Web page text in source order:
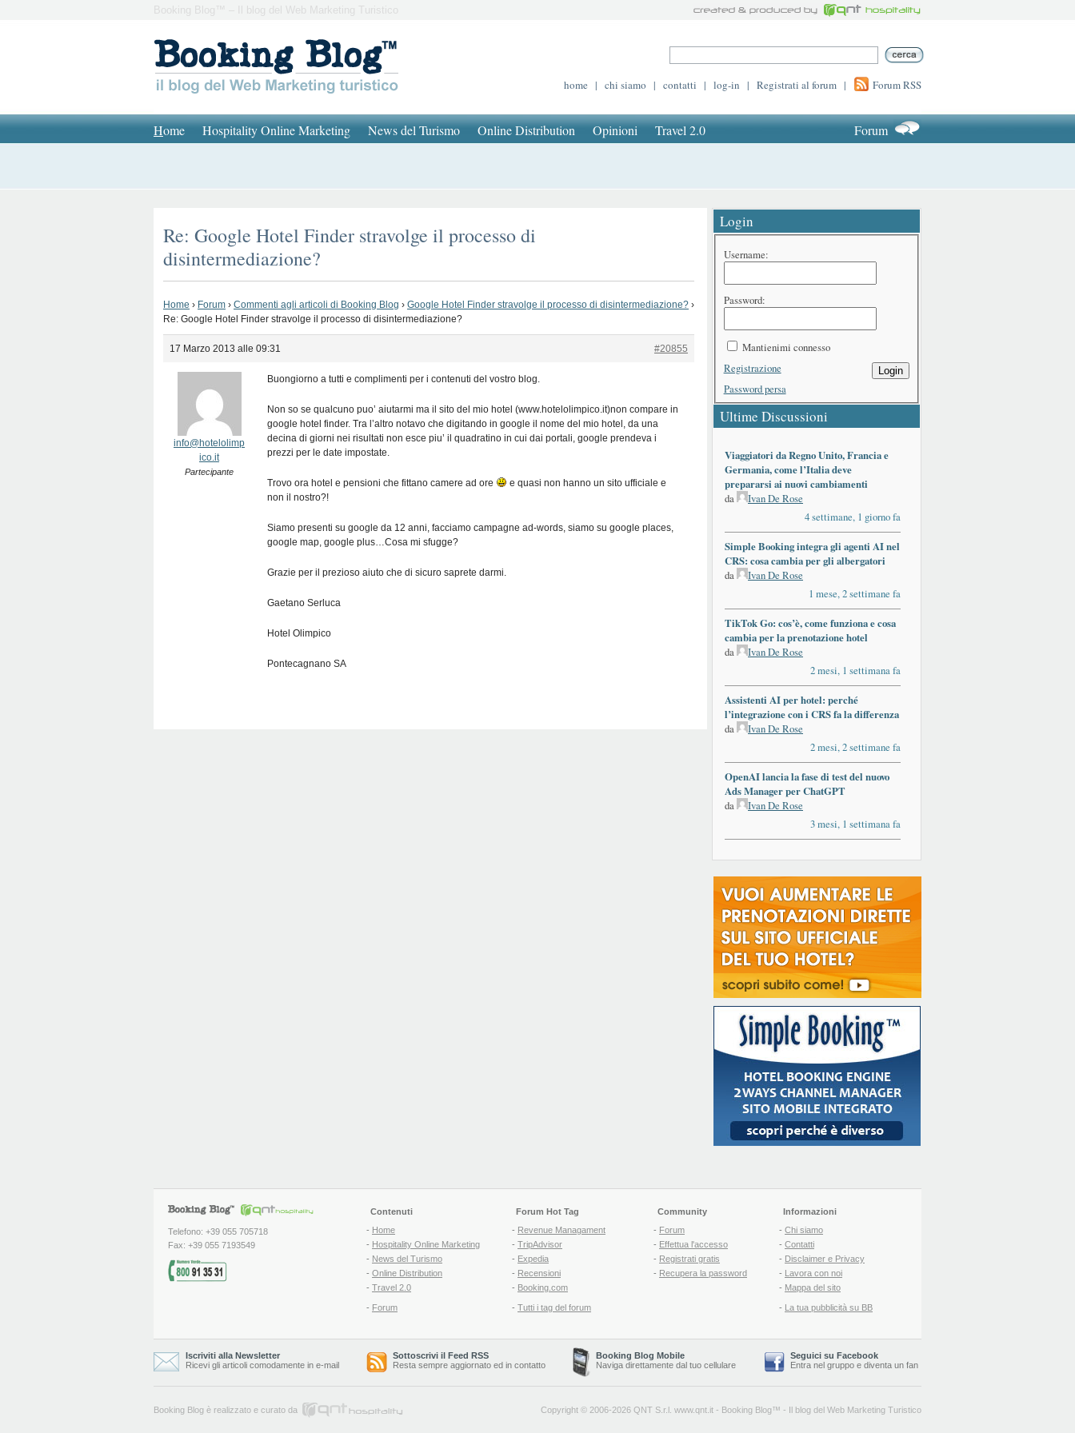
Booking Blog™ – Il blog del Web Marketing Turistico
home | chi siamo | contatti | log-in | Registrati al forum | Forum RSS
Home Hospitality Online Marketing News del Turismo Online Distribution Opinioni Travel 2.0 Forum
Re: Google Hotel Finder stravolge il processo di
disintermediazione?
Home › Forum › Commenti agli articoli di Booking Blog › Google Hotel Finder stravolge il processo di disintermediazione? ›
Re: Google Hotel Finder stravolge il processo di disintermediazione?
17 Marzo 2013 alle 09:31 #20855
info@hotelolimp
ico.it
Partecipante
Buongiorno a tutti e complimenti per i contenuti del vostro blog.
Non so se qualcuno puo’ aiutarmi ma il sito del mio hotel (www.hotelolimpico.it)non compare in
google hotel finder. Tra l’altro notavo che digitando in google il nome del mio hotel, da una
decina di giorni nei risultati non esce piu’ il quadratino in cui dai portali, google prendeva i
prezzi per le date impostate.
Trovo ora hotel e pensioni che fittano camere ad ore
e quasi non hanno un sito ufficiale e
non il nostro?!
Siamo presenti su google da 12 anni, facciamo campagne ad-words, siamo su google places,
google map, google plus…Cosa mi sfugge?
Grazie per il prezioso aiuto che di sicuro saprete darmi.
Gaetano Serluca
Hotel Olimpico
Pontecagnano SA
Login
Username:
Password:
Mantienimi connesso
Login
Registrazione
Password persa
Ultime Discussioni
Viaggiatori da Regno Unito, Francia e
Germania, come l’Italia deve
prepararsi ai nuovi cambiamenti
da
Ivan De Rose
4 settimane, 1 giorno fa
Simple Booking integra gli agenti AI nel
CRS: cosa cambia per gli albergatori
da
Ivan De Rose
1 mese, 2 settimane fa
TikTok Go: cos’è, come funziona e cosa
cambia per la prenotazione hotel
da
Ivan De Rose
2 mesi, 1 settimana fa
Assistenti AI per hotel: perché
l’integrazione con i CRS fa la differenza
da
Ivan De Rose
2 mesi, 2 settimane fa
OpenAI lancia la fase di test del nuovo
Ads Manager per ChatGPT
da
Ivan De Rose
3 mesi, 1 settimana fa
Telefono: +39 055 705718
Fax: +39 055 7193549
Contenuti
- Home
- Hospitality Online Marketing
- News del Turismo
- Online Distribution
- Travel 2.0
- Forum
Forum Hot Tag
- Revenue Managament
- TripAdvisor
- Expedia
- Recensioni
- Booking.com
- Tutti i tag del forum
Community
- Forum
- Effettua l'accesso
- Registrati gratis
- Recupera la password
Informazioni
- Chi siamo
- Contatti
- Disclaimer e Privacy
- Lavora con noi
- Mappa del sito
- La tua pubblicità su BB
Iscriviti alla Newsletter
Ricevi gli articoli comodamente in e-mail
Sottoscrivi il Feed RSS
Resta sempre aggiornato ed in contatto
Booking Blog Mobile
Naviga direttamente dal tuo cellulare
Seguici su Facebook
Entra nel gruppo e diventa un fan
Booking Blog è realizzato e curato da Copyright © 2006-2026 QNT S.r.l. www.qnt.it - Booking Blog™ - Il blog del Web Marketing Turistico